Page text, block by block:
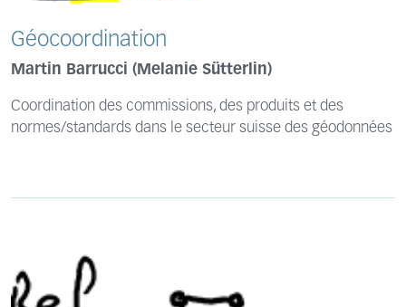
Géocoordination
Martin Barrucci (Melanie Sütterlin)
Coordination des commissions, des produits et des
normes/standards dans le secteur suisse des géodonnées